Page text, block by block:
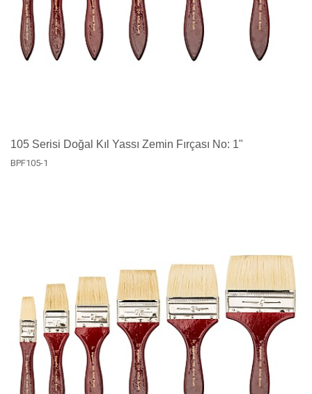
105 Serisi Doğal Kıl Yassı Zemin Fırçası No: 1"
BPF105-1